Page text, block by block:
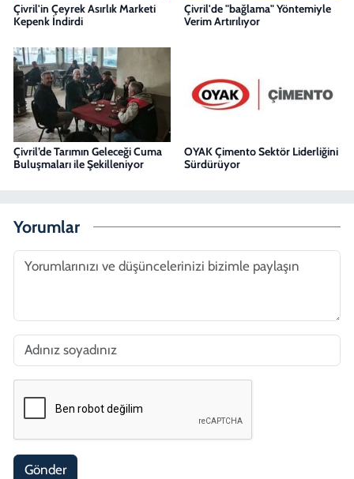
Çivril'in Çeyrek Asırlık Marketi
Kepenk İndirdi
Çivril'de "bağlama" Yöntemiyle
Verim Artırılıyor
Çivril’de Tarımın Geleceği Cuma
Buluşmaları ile Şekilleniyor
OYAK Çimento Sektör Liderliğini
Sürdürüyor
Yorumlar
Gönder